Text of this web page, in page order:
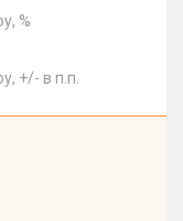
%
+/- в п.п.